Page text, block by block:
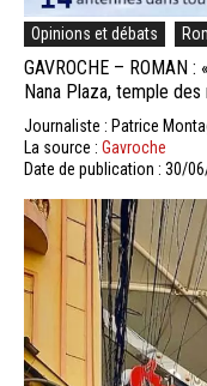
Opinions et débats
GAVROCHE – ROMAN
Nana Plaza, temple des
Journaliste : Patrice
La source : Gavroche
Date de publication : 30/